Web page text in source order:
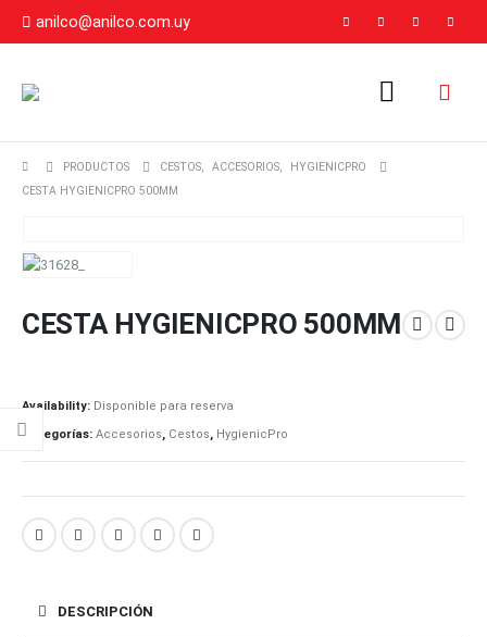
anilco@anilco.com.uy
PRODUCTOS CESTOS, ACCESORIOS,
HYGIENICPRO
CESTA HYGIENICPRO 500MM
CESTA HYGIENICPRO 500MM
Availability: Disponible para reserva
Categorías: Accesorios Cestos HygienicPro
DESCRIPCIÓN